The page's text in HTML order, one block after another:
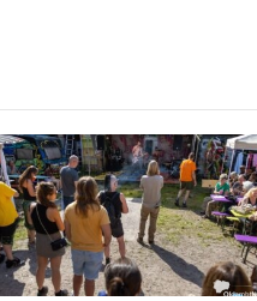
o
r
g
e
r
v
o
o